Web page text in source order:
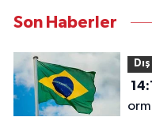
Son Haberler